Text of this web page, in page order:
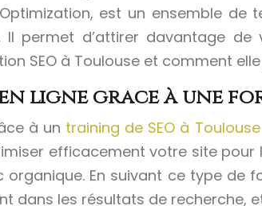
Optimization, est un ensemble
permet d’attirer davantage
SEO à Toulouse et comment
ligne grâce à une
à un training de SEO à Toulouse
efficacement votre site
En suivant ce type de
dans les résultats de recherche,